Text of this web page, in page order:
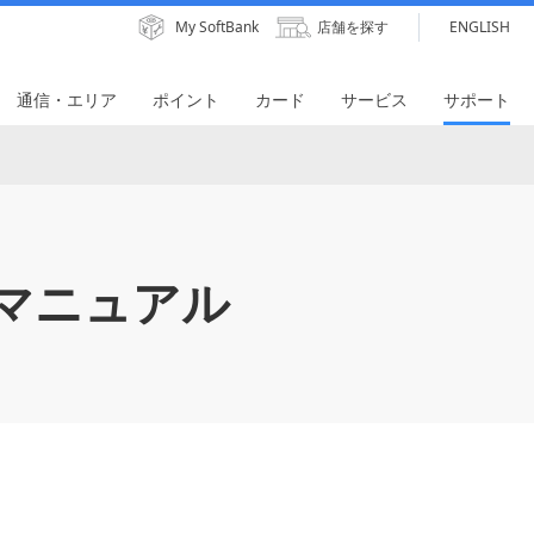
My SoftBank 店舗を探す ENGLISH
通信・エリア ポイント カード サービス サポート
ニュアル